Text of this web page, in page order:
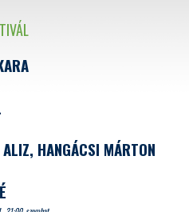
HANGÁCSI MÁRTON